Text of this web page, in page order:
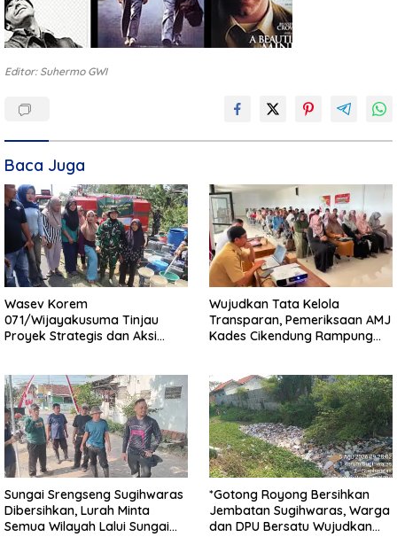
Editor: Suhermo GWI
Baca Juga
Wasev Korem
071/Wijayakusuma Tinjau
Proyek Strategis dan Aksi
Wujudkan Tata Kelola
Transparan, Pemeriksaan AMJ
Kades Cikendung Rampung
Sungai Srengseng Sugihwaras
Dibersihkan, Lurah Minta
Semua Wilayah Lalui Sungai
*Gotong Royong Bersihkan
Jembatan Sugihwaras, Warga
dan DPU Bersatu Wujudkan